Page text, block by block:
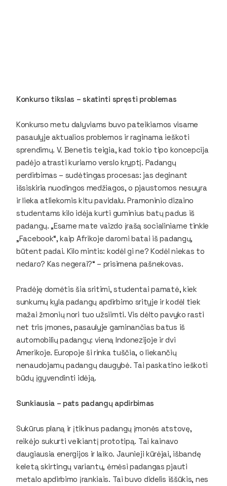
Konkurso tikslas – skatinti spręsti problemas
Konkurso metu dalyviams buvo pateikiamos visame
pasaulyje aktualios problemos ir raginama ieškoti
sprendimų. V. Benetis teigia, kad tokio tipo koncepcija
padėjo atrasti kuriamo verslo kryptį. Padangų
perdirbimas – sudėtingas procesas: jas deginant
išsiskiria nuodingos medžiagos, o pjaustomos nesuyra
ir lieka atliekomis kitu pavidalu. Pramoninio dizaino
studentams kilo idėja kurti guminius batų padus iš
padangų. „Esame mate vaizdo įrašą socialiniame tinkle
„Facebook“, kaip Afrikoje daromi batai iš padangų,
būtent padai. Kilo mintis: kodėl gi ne? Kodėl niekas to
nedaro? Kas negerai?“ – prisimena pašnekovas.
Pradėję domėtis šia sritimi, studentai pamatė, kiek
sunkumų kyla padangų apdirbimo srityje ir kodėl tiek
mažai žmonių nori tuo užsiimti. Vis dėlto pavyko rasti
net tris įmones, pasaulyje gaminančias batus iš
automobilių padangų: vieną Indonezijoje ir dvi
Amerikoje. Europoje ši rinka tuščia, o liekančių
nenaudojamų padangų daugybė. Tai paskatino ieškoti
būdų įgyvendinti idėją.
Sunkiausia – pats padangų apdirbimas
Sukūrus planą ir įtikinus padangų įmonės atstovę,
reikėjo sukurti veikiantį prototipą. Tai kainavo
daugiausia energijos ir laiko. Jaunieji kūrėjai, išbandę
keletą skirtingų variantų, ėmėsi padangas pjauti
metalo apdirbimo įrankiais. Tai buvo didelis iššūkis, nes